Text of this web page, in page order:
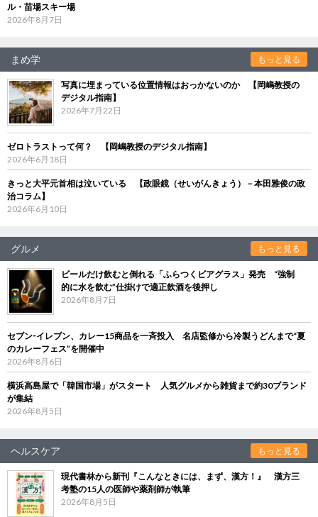
ル・苗場スキー場
2026年8月7日
まめ学 もっと見る
写真に埋まっている位置情報はおっかないのか 【岡嶋教授の
デジタル指南】
2026年7月22日
ゼロトラストって何？ 【岡嶋教授のデジタル指南】
2026年6月18日
きっと大平元首相は泣いている 【政眼鏡（せいがんきょう）－本田雅俊の政
治コラム】
2026年6月10日
グルメ もっと見る
ビールだけ飲むと倒れる「ふらつくビアグラス」発売 “強制
的に水を飲む”仕掛けで適正飲酒を後押し
2026年8月7日
セブン‐イレブン、カレー15商品を一斉投入 名店監修から冷製うどんまで“夏
のカレーフェス”を開催中
2026年8月6日
横浜高島屋で「韓国市場」がスタート 人気グルメから雑貨まで約30ブランド
が集結
2026年8月5日
ヘルスケア もっと見る
現代書林から新刊『こんなときには、まず、漢方！』 漢方三
考塾の15人の医師や薬剤師が執筆
2026年8月5日